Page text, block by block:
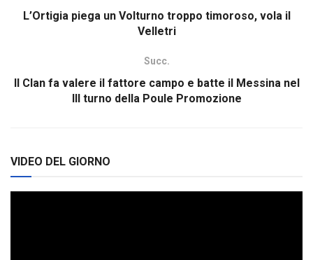
L’Ortigia piega un Volturno troppo timoroso, vola il
Velletri
Succ.
Il Clan fa valere il fattore campo e batte il Messina nel
III turno della Poule Promozione
VIDEO DEL GIORNO